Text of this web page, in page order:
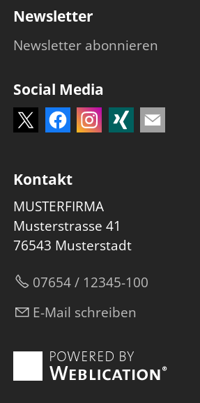
Newsletter
Newsletter abonnieren
Social Media
Kontakt
MUSTERFIRMA
Musterstrasse 41
76543 Musterstadt
07654 / 12345-100
E-Mail schreiben